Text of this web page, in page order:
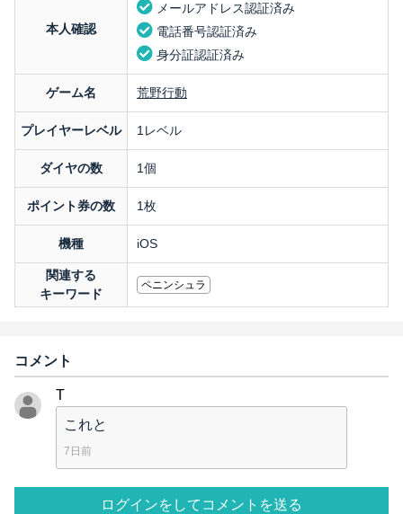
本人確認
メールアドレス認証済み
電話番号認証済み
身分証認証済み
ゲーム名 荒野行動
プレイヤーレベル 1レベル
ダイヤの数 1個
ポイント券の数 1枚
機種 iOS
関連する
キーワード
ペニンシュラ
コメント
T
これと
7日前
ログインをしてコメントを送る